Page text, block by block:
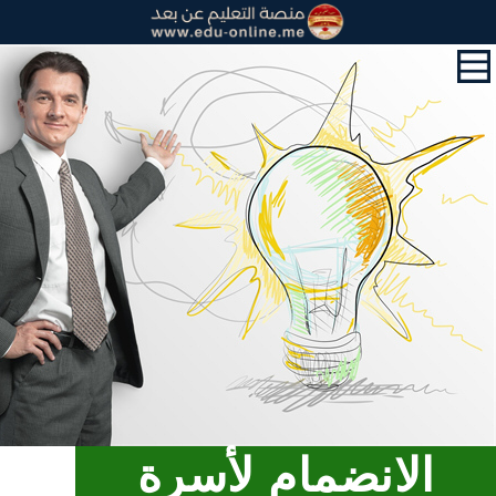
الرئيسية
القرآن
رسالتنا
رؤيتنا
وسياساتالانضمام ﻷسرة